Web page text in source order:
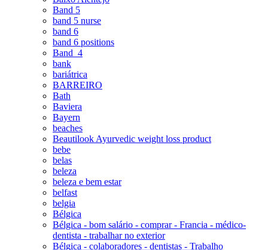
Band 5
band 5 nurse
band 6
band 6 positions
Band_4
bank
bariátrica
BARREIRO
Bath
Baviera
Bayern
beaches
Beautilook Ayurvedic weight loss product
bebe
belas
beleza
beleza e bem estar
belfast
belgia
Bélgica
Bélgica - bom salário - comprar - Francia - médico-
dentista - trabalhar no exterior
Bélgica - colaboradores - dentistas - Trabalho